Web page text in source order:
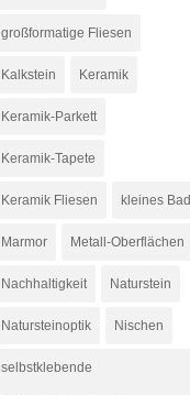
großformatige Fliesen
Kalkstein Keramik
Keramik-Parkett
Keramik-Tapete
Keramik Fliesen kleines Bad
Marmor Metall-Oberflächen
Nachhaltigkeit Naturstein
Natursteinoptik Nischen
selbstklebende